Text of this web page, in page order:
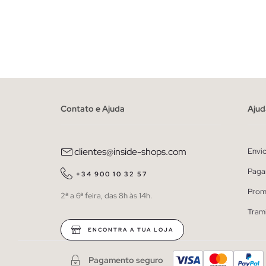
Contato e Ajuda
clientes@inside-shops.com
+34 900 10 32 57
2ª a 6ª feira, das 8h às 14h.
ENCONTRA A TUA LOJA
Pagamento seguro